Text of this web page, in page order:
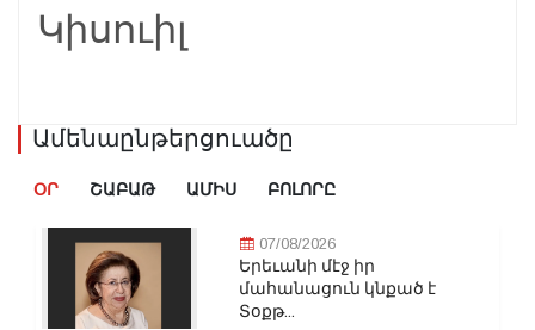
Կիսուիլ
Ամենաընթերցուածը
ՕՐ ՇԱԲԱԹ ԱՄԻՍ ԲՈԼՈՐԸ
07/08/2026
Երեւանի մէջ իր
մահանացուն կնքած է
Տօքթ...